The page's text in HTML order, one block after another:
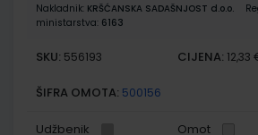
Nakladnik: KRŠĆANSKA SADAŠNJOST d.o.o.
ministarstva: 6163
SKU: 556193 CIJENA: 12,33
ŠIFRA OMOTA: 500156
Udžbenik Omot